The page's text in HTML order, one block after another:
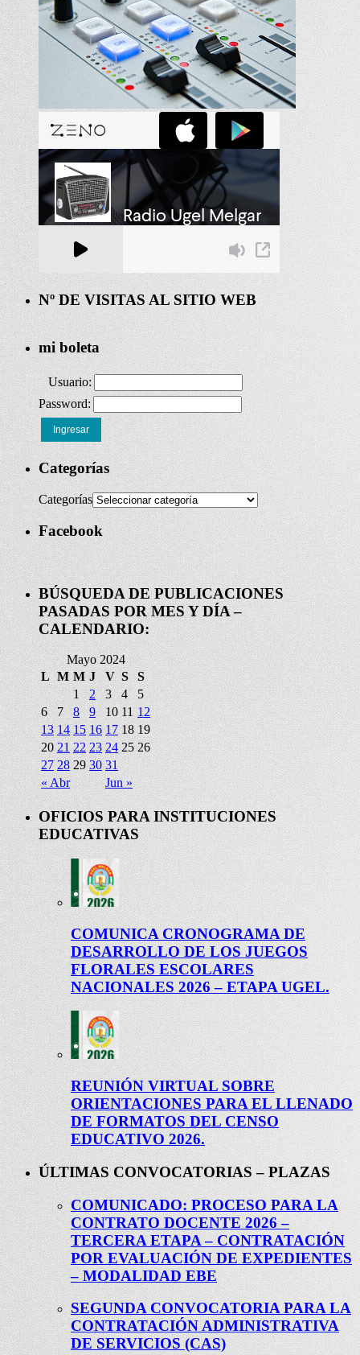
Nº DE VISITAS AL SITIO WEB
mi boleta
Usuario:
Password:
Ingresar
Categorías
Categorías
Facebook
BÚSQUEDA DE PUBLICACIONES
PASADAS POR MES Y DÍA –
CALENDARIO:
Mayo 2024
L M M J V S S
« Abr Jun »
1 2 3 4
5
6
7 8 9 10 11 12
13 14 15 16 17 18 19
20 21 22 23 24 25 26
27 28 29 30 31
OFICIOS PARA INSTITUCIONES
EDUCATIVAS
COMUNICA CRONOGRAMA DE
DESARROLLO DE LOS JUEGOS
FLORALES ESCOLARES
NACIONALES 2026 – ETAPA UGEL.
REUNIÓN VIRTUAL SOBRE
ORIENTACIONES PARA EL LLENADO
DE FORMATOS DEL CENSO
EDUCATIVO 2026.
ÚLTIMAS CONVOCATORIAS – PLAZAS
COMUNICADO: PROCESO PARA LA
CONTRATO DOCENTE 2026 –
TERCERA ETAPA – CONTRATACIÓN
POR EVALUACIÓN DE EXPEDIENTES
– MODALIDAD EBE
SEGUNDA CONVOCATORIA PARA LA
CONTRATACIÓN ADMINISTRATIVA
DE SERVICIOS (CAS)